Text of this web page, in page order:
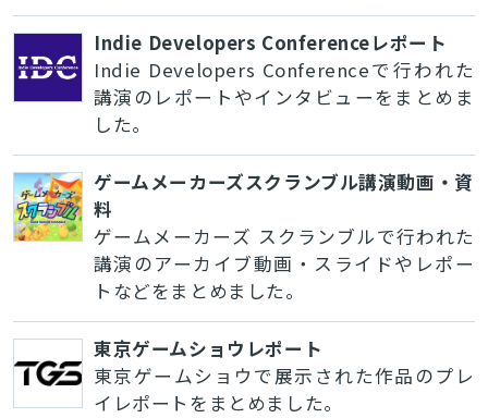
Indie Developers Conferenceレポート
Indie Developers Conferenceで行われた
講演のレポートやインタビューをまとめま
した。
ゲームメーカーズスクランブル講演動画・資
料
ゲームメーカーズ スクランブルで行われた
講演のアーカイブ動画・スライドやレポー
トなどをまとめました。
東京ゲームショウレポート
東京ゲームショウで展示された作品のプレ
イレポートをまとめました。